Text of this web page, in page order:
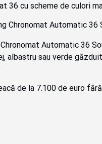
36 cu scheme de culori
Automatic 36
albastru sau verde
de la 7.100 de euro